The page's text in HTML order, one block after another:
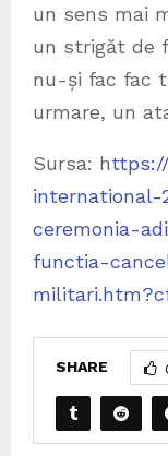
un sens mai
un strigăt de
nu-și fac fac
urmare, un
Sursa: h
international-
ceremonia-
functia-
SHARE